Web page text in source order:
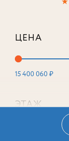
★
ЦЕНА
15 400 060 ₽
ЭТАЖ